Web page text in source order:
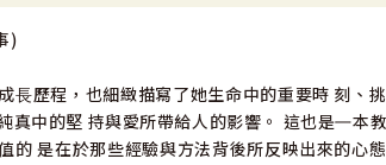
)
⾧歷程，也細緻描寫了她生命中的重要時 刻、
中的堅 持與愛所帶給人的影響。 這也是㇐本
的 是在於那些經驗與方法背後所反映出來的心